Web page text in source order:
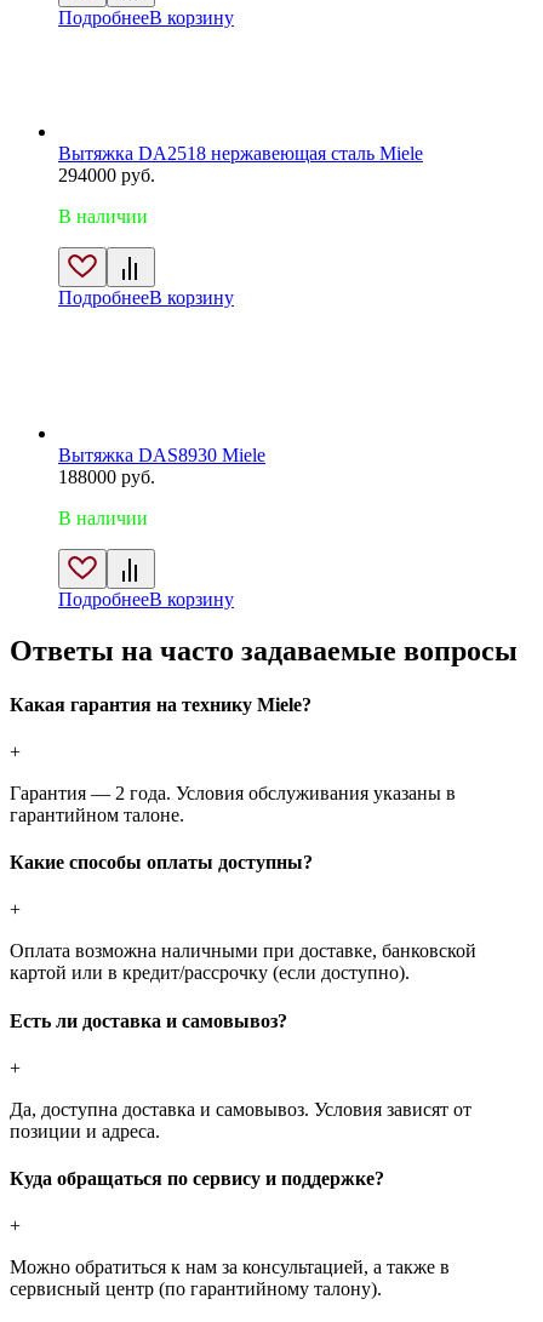
ПодробнееВ корзину
Вытяжка DA2518 нержавеющая сталь Miele
294000 руб.
В наличии
ПодробнееВ корзину
Вытяжка DAS8930 Miele
188000 руб.
В наличии
ПодробнееВ корзину
Ответы на часто задаваемые вопросы
Какая гарантия на технику Miele?
+
Гарантия — 2 года. Условия обслуживания указаны в
гарантийном талоне.
Какие способы оплаты доступны?
+
Оплата возможна наличными при доставке, банковской
картой или в кредит/рассрочку (если доступно).
Есть ли доставка и самовывоз?
+
Да, доступна доставка и самовывоз. Условия зависят от
позиции и адреса.
Куда обращаться по сервису и поддержке?
+
Можно обратиться к нам за консультацией, а также в
сервисный центр (по гарантийному талону).